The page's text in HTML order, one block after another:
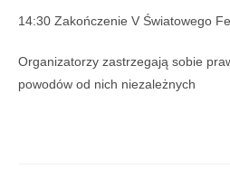
14:30 Zakończenie V Światowego
Organizatorzy zastrzegają sobie
powodów od nich niezależnych